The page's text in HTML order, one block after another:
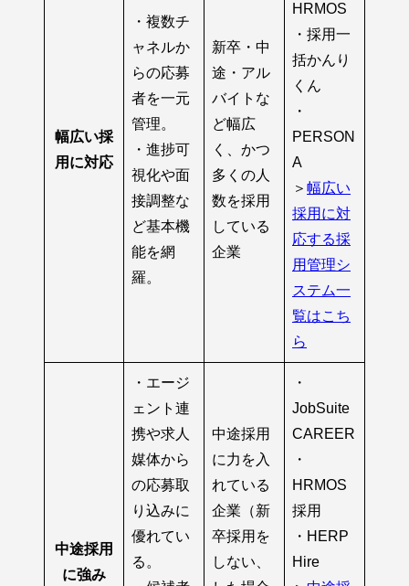
幅広い採
用に対応
・複数チ
ャネルか
らの応募
者を一元
管理。
・進捗可
視化や面
接調整な
ど基本機
能を網
羅。
新卒・中
途・アル
バイトな
ど幅広
く、かつ
多くの人
数を採用
している
企業
HRMOS
・採用一
括かんり
くん
・
PERSON
A
＞ 幅広い
採用に対
応する採
用管理シ
ステム一
覧はこち
ら
中途採用
に強み
・エージ
ェント連
携や求人
媒体から
の応募取
り込みに
優れてい
る。
中途採用
に力を入
れている
企業（新
卒採用を
しない、
・
JobSuite
CAREER
・
HRMOS
採用
・HERP
Hire